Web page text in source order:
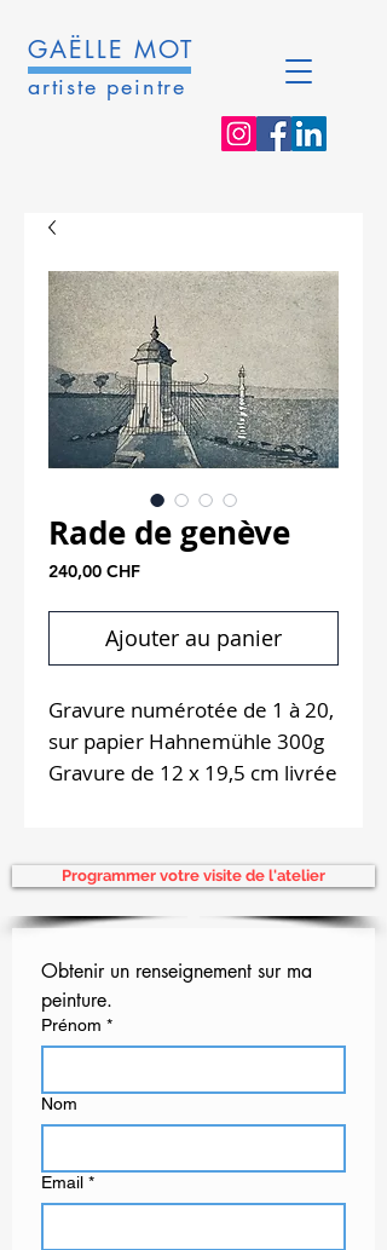
GAËLLE MOT
artiste peintre
Rade de genève
240,00 CHFPrix
Ajouter au panier
Gravure numérotée de 1 à 20,
sur papier Hahnemühle 300g
Gravure de 12 x 19,5 cm livrée
Proposition d'encadrement
sur place
Programmer votre visite de l'atelier
Obtenir un renseignement sur ma
peinture.
Prénom *
Nom
Email *